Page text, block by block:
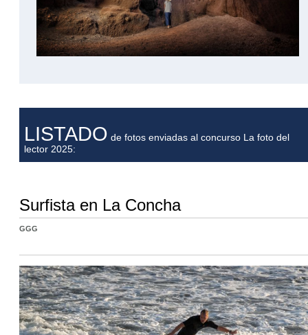
LISTADO de fotos enviadas al concurso La foto del
lector 2025:
Surfista en La Concha
GGG